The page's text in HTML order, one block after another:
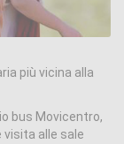
più vicina alla
bus Movicentro,
alle sale